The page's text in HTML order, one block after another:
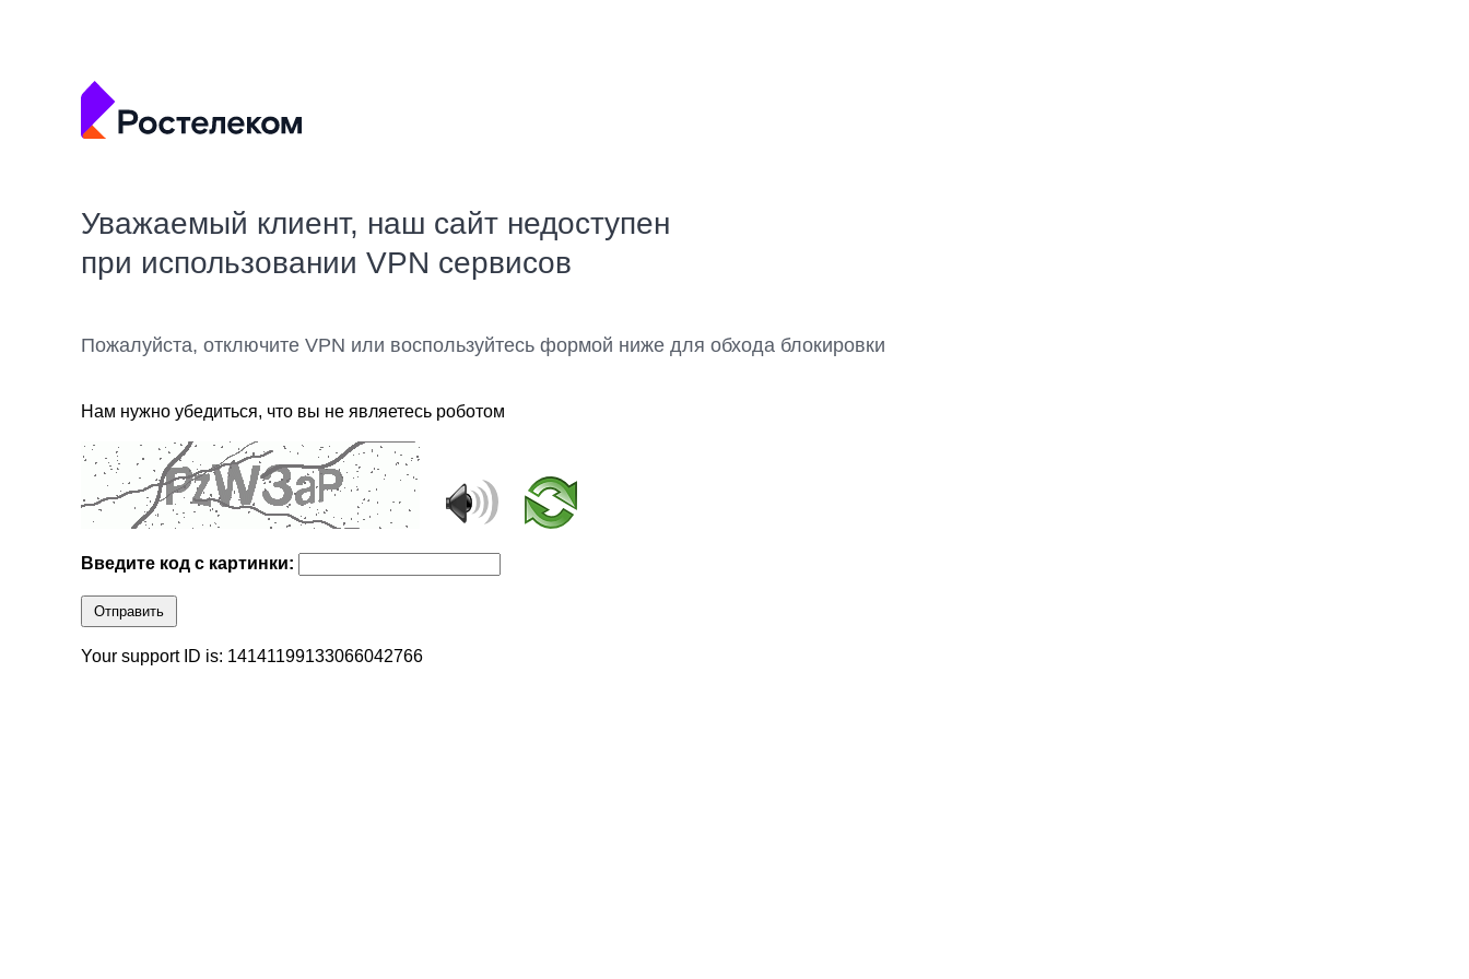
Уважаемый клиент, наш сайт недоступен
при использовании VPN сервисов
Пожалуйста, отключите VPN или воспользуйтесь формой ниже для обхода блокировки
Нам нужно убедиться, что вы не являетесь роботом
Введите код с картинки:
Отправить
Your support ID is: 14141199133066042766